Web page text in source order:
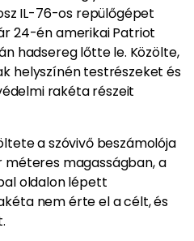
IL-76-os repülőgépet
24-én amerikai Patriot
hadsereg lőtte le. Közölte,
helyszínén testrészeket és
rakéta részeit
a szóvivő beszámolója
magasságban, a
oldalon lépett
nem érte el a célt, és